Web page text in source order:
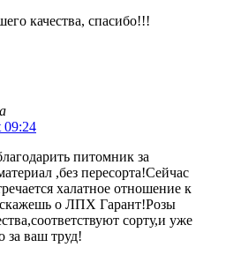
качества, спасибо!!!
09:24
питомник за
,без пересорта!Сейчас
халатное отношение к
скажешь о ЛПХ Гарант!Розы
сорту,и уже
за ваш труд!